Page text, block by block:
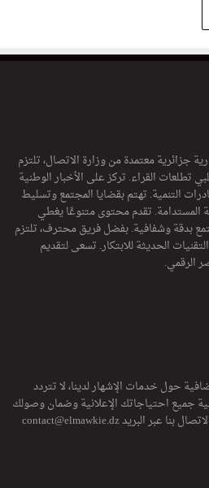
جزائرية معتمدة من وزارة الاتصال، تلتزم
القراء. تركز على الأخبار الوطنية
التنمية. تهتم بقضايا المجتمع وتسليط
المستدامة. تقدم محتوى متنوعًا يغطي
بدقة وشفافية. بفضل فريق محترف، تلتزم
الحديثة للابتكار. تسعى لتقديم
الرقمي.
حول خدمات الإشهار لدينا، لا تتردد
جميع احتياجاتك الإعلانية وضمان وصولك
بنا عبر البريدcontact@elmawkie.dz